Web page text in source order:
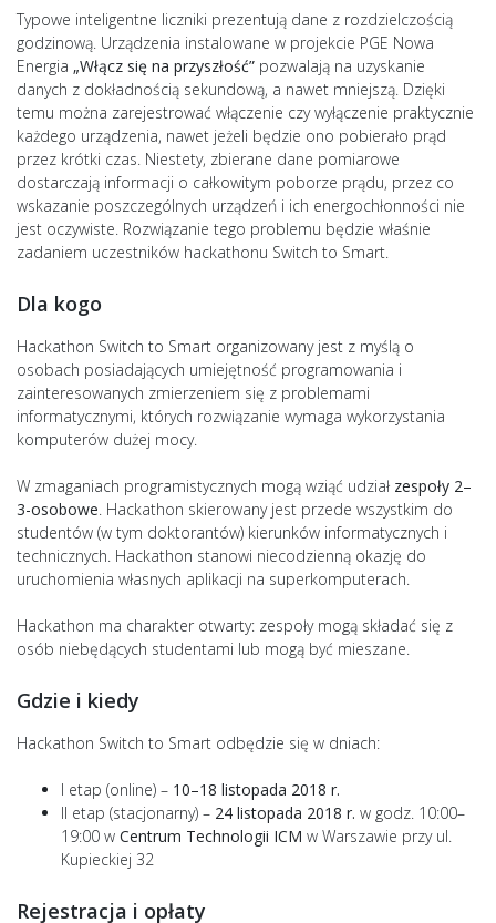
Typowe inteligentne liczniki prezentują dane z rozdzielczością
godzinową. Urządzenia instalowane w projekcie PGE Nowa
Energia „Włącz się na przyszłość” pozwalają na uzyskanie
danych z dokładnością sekundową, a nawet mniejszą. Dzięki
temu można zarejestrować włączenie czy wyłączenie praktycznie
każdego urządzenia, nawet jeżeli będzie ono pobierało prąd
przez krótki czas. Niestety, zbierane dane pomiarowe
dostarczają informacji o całkowitym poborze prądu, przez co
wskazanie poszczególnych urządzeń i ich energochłonności nie
jest oczywiste. Rozwiązanie tego problemu będzie właśnie
zadaniem uczestników hackathonu Switch to Smart.
Dla kogo
Hackathon Switch to Smart organizowany jest z myślą o
osobach posiadających umiejętność programowania i
zainteresowanych zmierzeniem się z problemami
informatycznymi, których rozwiązanie wymaga wykorzystania
komputerów dużej mocy.
W zmaganiach programistycznych mogą wziąć udział zespoły 2–
3-osobowe. Hackathon skierowany jest przede wszystkim do
studentów (w tym doktorantów) kierunków informatycznych i
technicznych. Hackathon stanowi niecodzienną okazję do
uruchomienia własnych aplikacji na superkomputerach.
Hackathon ma charakter otwarty: zespoły mogą składać się z
osób niebędących studentami lub mogą być mieszane.
Gdzie i kiedy
Hackathon Switch to Smart odbędzie się w dniach:
I etap (online) – 10–18 listopada 2018 r.
II etap (stacjonarny) – 24 listopada 2018 r. w godz. 10:00–
19:00 w Centrum Technologii ICM w Warszawie przy ul.
Kupieckiej 32
Rejestracja i opłaty